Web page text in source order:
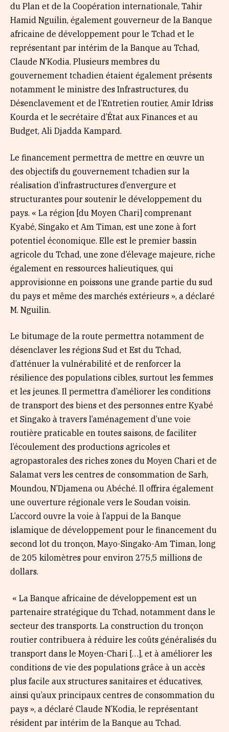
du Plan et de la Coopération internationale, Tahir
Hamid Nguilin, également gouverneur de la Banque
africaine de développement pour le Tchad et le
représentant par intérim de la Banque au Tchad,
Claude N’Kodia. Plusieurs membres du
gouvernement tchadien étaient également présents
notamment le ministre des Infrastructures, du
Désenclavement et de l’Entretien routier, Amir Idriss
Kourda et le secrétaire d’État aux Finances et au
Budget, Ali Djadda Kampard.
Le financement permettra de mettre en œuvre un
des objectifs du gouvernement tchadien sur la
réalisation d’infrastructures d’envergure et
structurantes pour soutenir le développement du
pays. « La région [du Moyen Chari] comprenant
Kyabé, Singako et Am Timan, est une zone à fort
potentiel économique. Elle est le premier bassin
agricole du Tchad, une zone d’élevage majeure, riche
également en ressources halieutiques, qui
approvisionne en poissons une grande partie du sud
du pays et même des marchés extérieurs », a déclaré
M. Nguilin.
Le bitumage de la route permettra notamment de
désenclaver les régions Sud et Est du Tchad,
d’atténuer la vulnérabilité et de renforcer la
résilience des populations cibles, surtout les femmes
et les jeunes. Il permettra d’améliorer les conditions
de transport des biens et des personnes entre Kyabé
et Singako à travers l’aménagement d’une voie
routière praticable en toutes saisons, de faciliter
l’écoulement des productions agricoles et
agropastorales des riches zones du Moyen Chari et de
Salamat vers les centres de consommation de Sarh,
Moundou, N’Djamena ou Abéché. Il offrira également
une ouverture régionale vers le Soudan voisin.
L’accord ouvre la voie à l’appui de la Banque
islamique de développement pour le financement du
second lot du tronçon, Mayo-Singako-Am Timan, long
de 205 kilomètres pour environ 275,5 millions de
dollars.
« La Banque africaine de développement est un
partenaire stratégique du Tchad, notamment dans le
secteur des transports. La construction du tronçon
routier contribuera à réduire les coûts généralisés du
transport dans le Moyen-Chari […], et à améliorer les
conditions de vie des populations grâce à un accès
plus facile aux structures sanitaires et éducatives,
ainsi qu’aux principaux centres de consommation du
pays », a déclaré Claude N’Kodia, le représentant
résident par intérim de la Banque au Tchad.